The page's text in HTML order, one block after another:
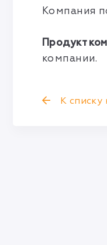
Компания
Продукт
компании.
К списку